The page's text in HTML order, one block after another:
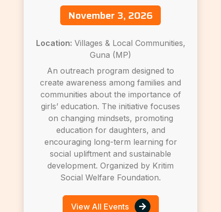
November 3, 2026
Location: Villages & Local Communities,
Guna (MP)
An outreach program designed to
create awareness among families and
communities about the importance of
girls’ education. The initiative focuses
on changing mindsets, promoting
education for daughters, and
encouraging long-term learning for
social upliftment and sustainable
development. Organized by Kritim
Social Welfare Foundation.
View All Events